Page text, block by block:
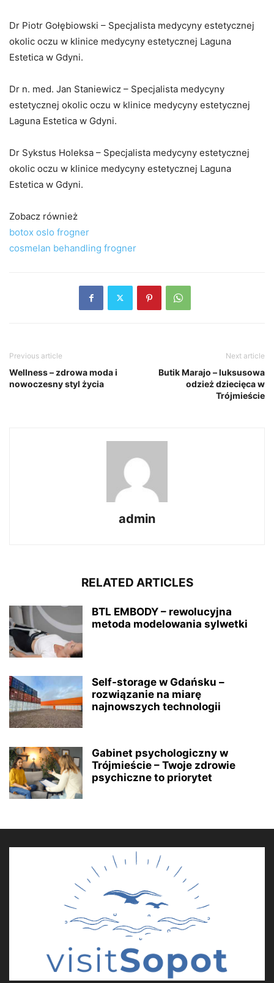
Dr Piotr Gołębiowski – Specjalista medycyny estetycznej
okolic oczu w klinice medycyny estetycznej Laguna
Estetica w Gdyni.
Dr n. med. Jan Staniewicz – Specjalista medycyny
estetycznej okolic oczu w klinice medycyny estetycznej
Laguna Estetica w Gdyni.
Dr Sykstus Holeksa – Specjalista medycyny estetycznej
okolic oczu w klinice medycyny estetycznej Laguna
Estetica w Gdyni.
Zobacz również
botox oslo frogner
cosmelan behandling frogner
Previous article
Wellness – zdrowa moda i
nowoczesny styl życia
Next article
Butik Marajo – luksusowa
odzież dziecięca w
Trójmieście
admin
RELATED ARTICLES
BTL EMBODY – rewolucyjna
metoda modelowania sylwetki
Self-storage w Gdańsku –
rozwiązanie na miarę
najnowszych technologii
Gabinet psychologiczny w
Trójmieście – Twoje zdrowie
psychiczne to priorytet